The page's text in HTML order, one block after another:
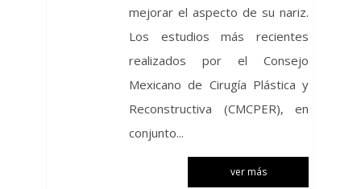
mejorar el aspecto de su nariz.
Los estudios más recientes
realizados por el Consejo
Mexicano de Cirugía Plástica y
Reconstructiva (CMCPER), en
conjunto...
ver más